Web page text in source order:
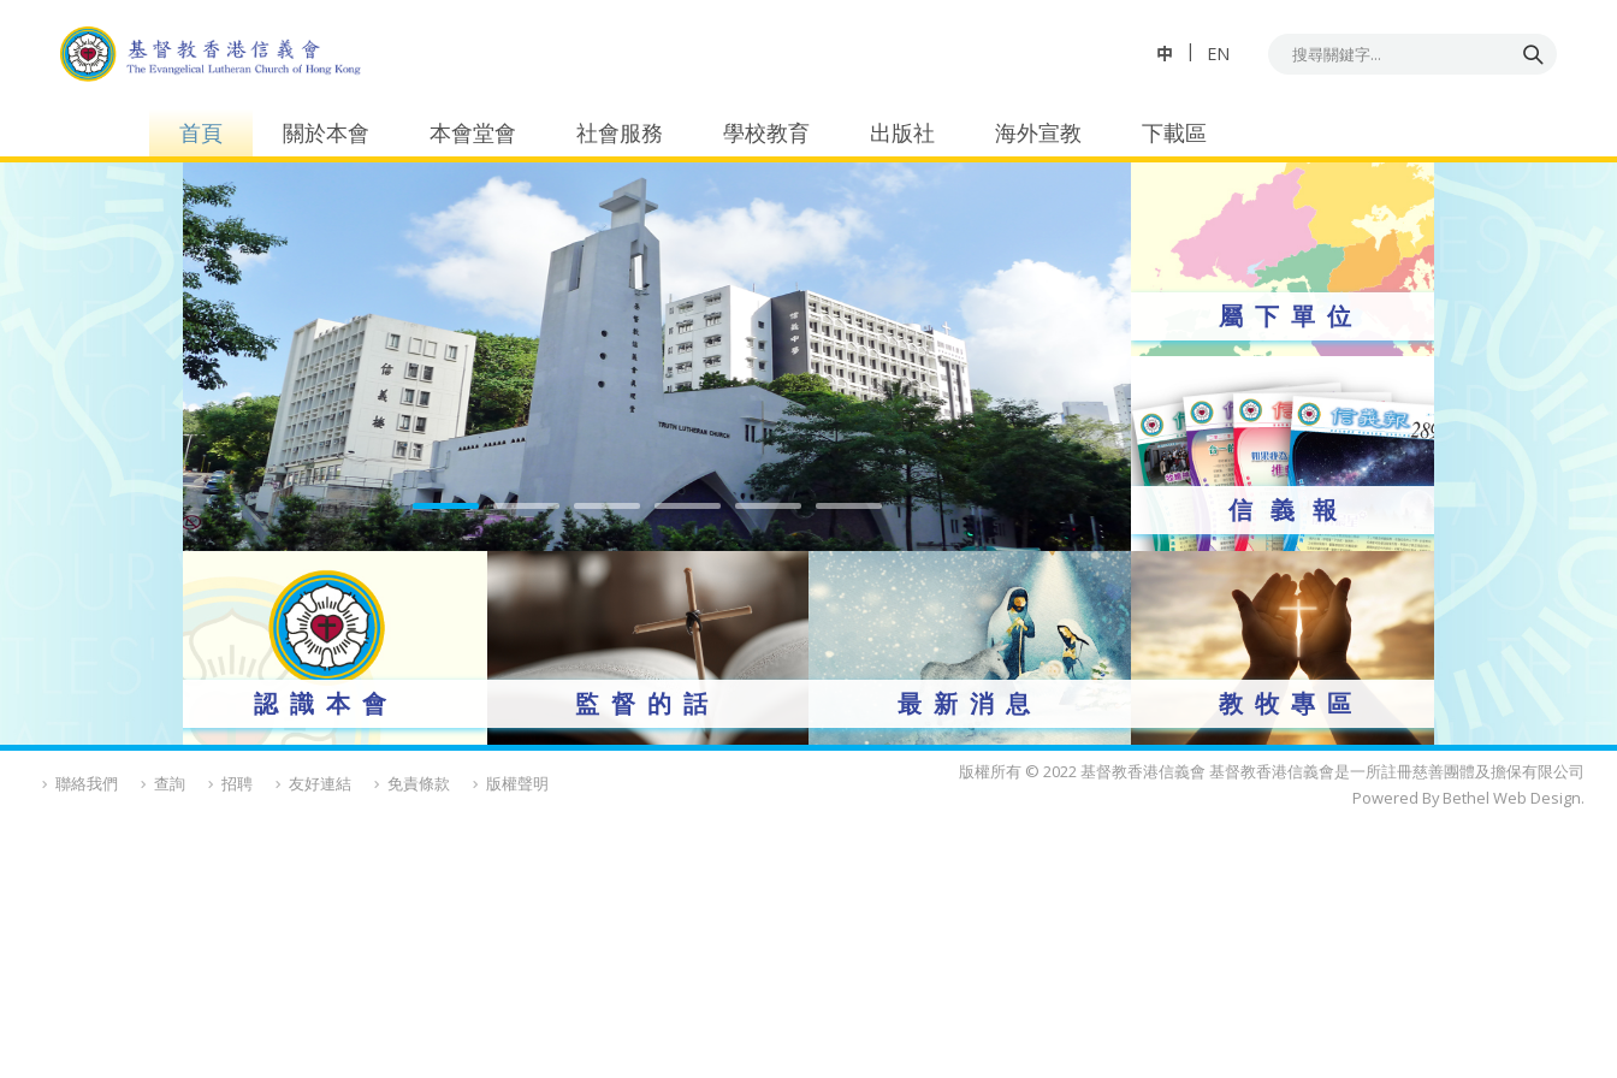
中 EN
首頁 關於本會 本會堂會 社會服務 學校教育 出版社 海外宣教 下載區
屬下單位
信義報
認識本會 監督的話 最新消息 教牧專區
聯絡我們 查詢 招聘 友好連結 免責條款 版權聲明
版權所有 © 2022 基督教香港信義會 基督教香港信義會是一所註冊慈善團體及擔保有限公司
Powered By Bethel Web Design.